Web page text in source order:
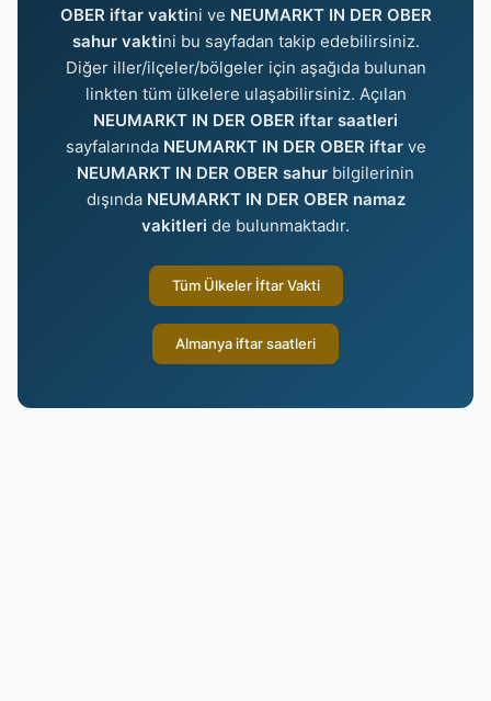
OBER iftar vaktini ve NEUMARKT IN DER OBER
sahur vaktini bu sayfadan takip edebilirsiniz.
Diğer iller/ilçeler/bölgeler için aşağıda bulunan
linkten tüm ülkelere ulaşabilirsiniz. Açılan
NEUMARKT IN DER OBER iftar saatleri
sayfalarında NEUMARKT IN DER OBER iftarve
NEUMARKT IN DER OBER sahur bilgilerinin
dışında NEUMARKT IN DER OBER namaz
vakitleri de bulunmaktadır.
Tüm Ülkeler İftar Vakti
Almanya iftar saatleri